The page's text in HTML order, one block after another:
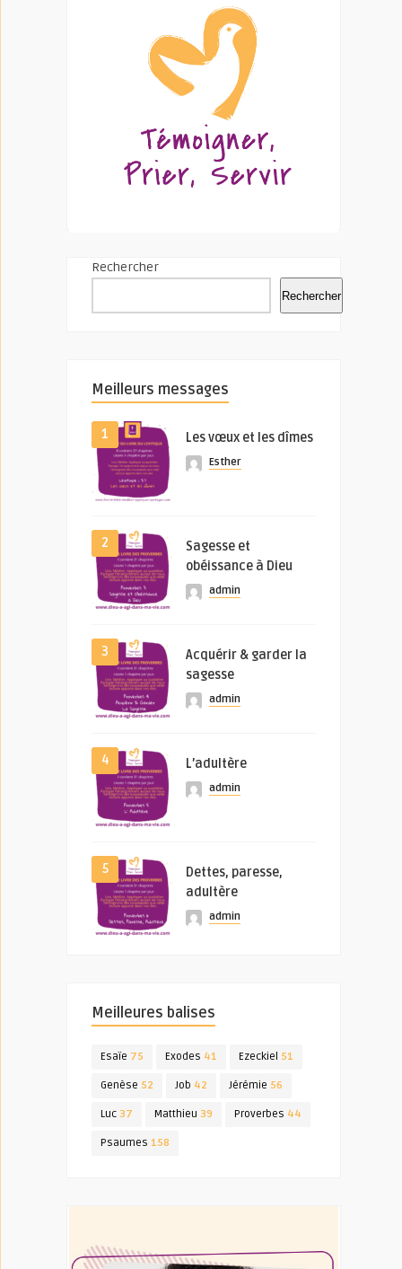
Rechercher
Rechercher
Meilleurs messages
1 Les vœux et les dîmes
Esther
2
Sagesse et
obéissance à Dieu
admin
3
Acquérir & garder la
sagesse
admin
4 L’adultère
admin
5
Dettes, paresse,
adultère
admin
Meilleures balises
Esaïe 75 Exodes 41 Ezeckiel 51
Genèse 52 Job 42 Jérémie 56
Luc 37 Matthieu 39 Proverbes 44
Psaumes 158